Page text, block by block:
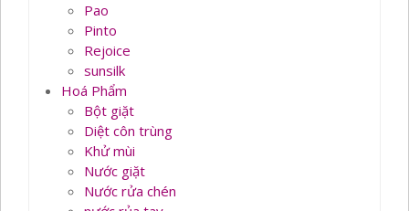
Pao
Pinto
Rejoice
sunsilk
Hoá Phẩm
Bột giặt
Diệt côn trùng
Khử mùi
Nước giặt
Nước rửa chén